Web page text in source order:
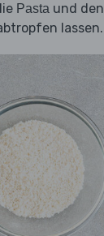
Pasta und den
lassen.